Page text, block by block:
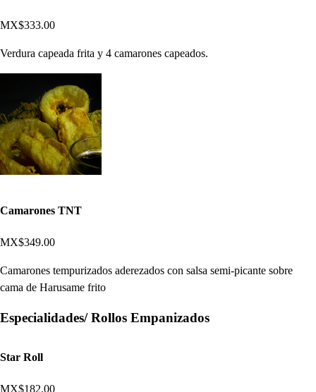
MX$333.00
Verdura capeada frita y 4 camarones capeados.
Camarones TNT
MX$349.00
Camarones tempurizados aderezados con salsa semi-picante sobre
cama de Harusame frito
Especialidades/ Rollos Empanizados
Star Roll
MX$182.00